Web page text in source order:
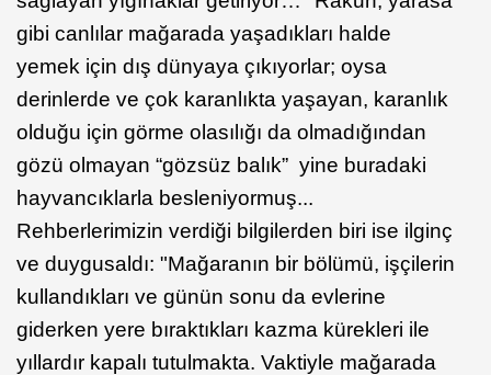
gibi canlılar mağarada yaşadıkları halde
yemek için dış dünyaya çıkıyorlar; oysa
derinlerde ve çok karanlıkta yaşayan, karanlık
olduğu için görme olasılığı da olmadığından
gözü olmayan “gözsüz balık” yine buradaki
hayvancıklarla besleniyormuş...
Rehberlerimizin verdiği bilgilerden biri ise ilginç
ve duygusaldı: "Mağaranın bir bölümü, işçilerin
kullandıkları ve günün sonu da evlerine
giderken yere bıraktıkları kazma kürekleri ile
yıllardır kapalı tutulmakta. Vaktiyle mağarada